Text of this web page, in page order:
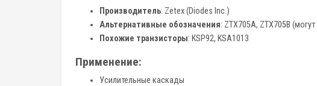
Производитель: Zetex (Diodes Inc.)
Альтернативные обозначения: ZTX705A, ZTX705B
Похожие транзисторы: KSP92, KSA1013
Применение:
Усилительные каскады